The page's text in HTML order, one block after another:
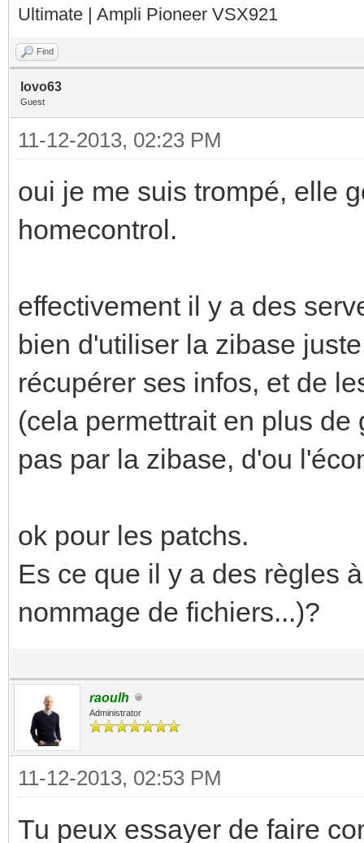
Ultimate | Ampli Pioneer VSX921
Find
lovo63
Guest
11-12-2013, 02:23 PM
oui je me suis trompé, elle
homecontrol.
effectivement il y a des
bien d'utiliser la zibase
récupérer ses infos, et de
(cela permettrait en plus
pas par la zibase, d'ou
ok pour les patchs.
Es ce que il y a des règles
nommage de fichiers...)?
raoulh
Administrator
11-12-2013, 02:53 PM
Tu peux essayer de faire